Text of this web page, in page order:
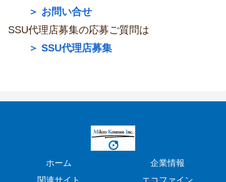
＞ お問い合せ
SSU代理店募集の応募ご質問は
＞ SSU代理店募集
ホーム
企業情報